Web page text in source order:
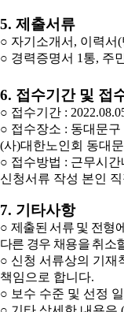
5. 제출서류
○ 자기소개서 , 이력서(
○ 경력증명서 1 통, 주
6. 접수기간 및 접
○ 접수기간 :
○ 접수장소 : 동대문구
(사)대한노인회 동대
○ 접수방법 : 근무시간
신청서류 작성 본인
7. 기타사항
○ 제출된 서류 및 전형
다른 경우 채용을 취소
○ 신청 서류상의 기재
책임으로 합니다.
○ 보수 수준 및 선정